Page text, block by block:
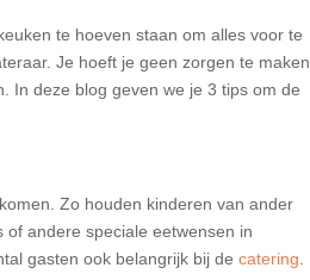
te hoeven staan om alles voor te
Je hoeft je geen zorgen te maken
In deze blog geven we je 3 tips om de
Zo houden kinderen van ander
andere speciale eetwensen in
gasten ook belangrijk bij decatering